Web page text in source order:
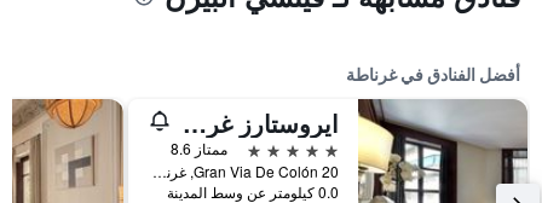
أفضل الفنادق في غرناطة
ايروستارز غران فيا
5 نجوم
ممتاز 8.6
Gran Via De Colón 20, غرناطة, منطقة أندلوسيا, أسبانيا
0.0 كيلومتر عن وسط المدينة